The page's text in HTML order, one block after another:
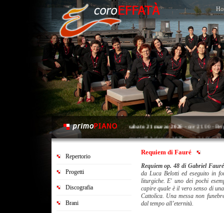
sabato 21 marzo 2026 - ore 21.00 -
martedì 2 giugno 2026- ore 21.00 -
Repertorio
Progetti
Discografia
Brani
Requiem di Fauré
Requiem op. 48 di Gabriel Fauré
da Luca Belotti ed eseguito in
liturgiche. E' uno dei pochi
capire quale è il vero senso di
Cattolica. Una messa non
dal tempo all’eternità.